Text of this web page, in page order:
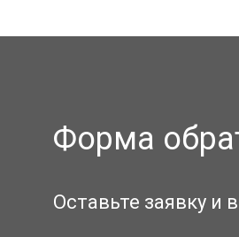
Форма
Оставьте заявку и